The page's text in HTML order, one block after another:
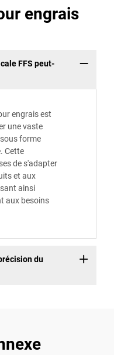
engrais
FFS peut-
engrais est
une vaste
forme
Cette
de s'adapter
et aux
ainsi
aux besoins
du